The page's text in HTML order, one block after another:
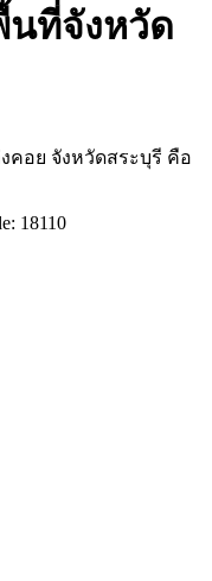
นที่จังหวัด
คอย จังหวัดสระบุรี คือ
18110